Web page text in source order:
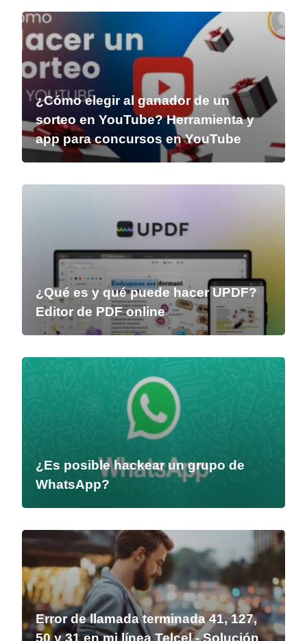
¿Cómo elegir al ganador de un
sorteo en YouTube? Herramienta y
app para concursos en YouTube
¿Qué es y qué puede hacer UPDF?
Editor de PDF online
¿Es posible hackear un grupo de
WhatsApp?
Error de llamada terminada 41, 127,